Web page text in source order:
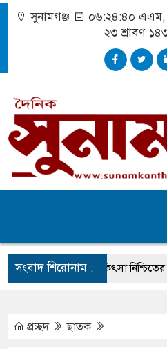
সুনামগঞ্জ ০৬:২৪:৪১ এএম
২৩ শ্রাবণ
সংবাদ শিরোনাম :
আহতদের চিকিৎসা নিশ্চিতের
দিবস পালিত
প্রচ্ছদ ছাতক